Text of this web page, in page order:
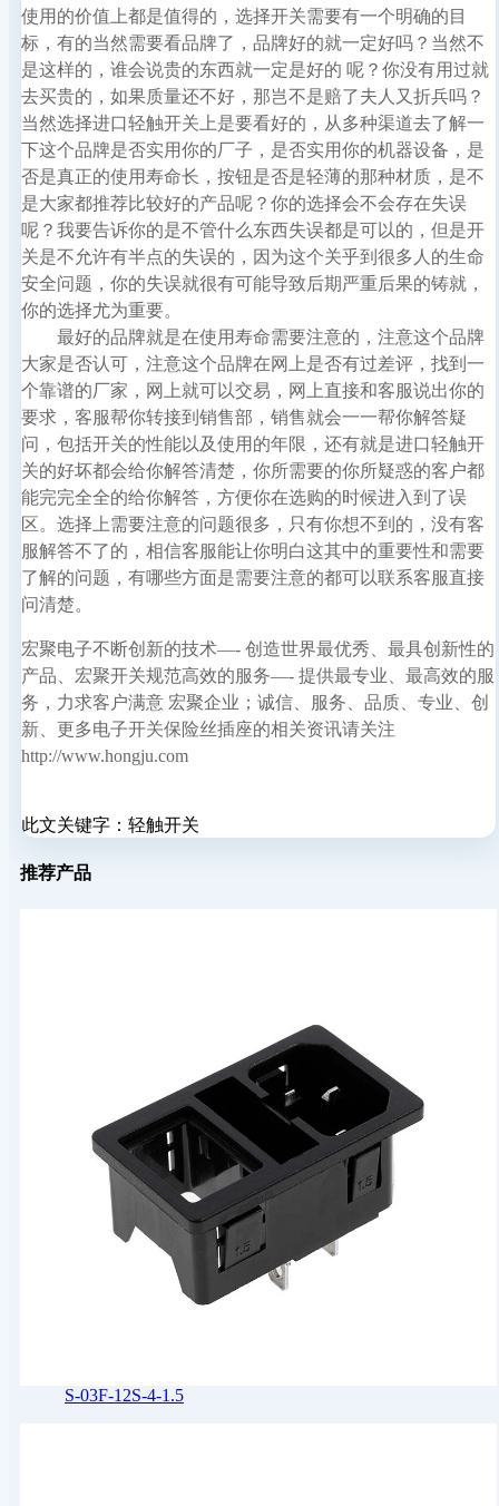
使用的价值上都是值得的，选择开关需要有一个明确的目
标，有的当然需要看品牌了，品牌好的就一定好吗？当然不
是这样的，谁会说贵的东西就一定是好的 呢？你没有用过就
去买贵的，如果质量还不好，那岂不是赔了夫人又折兵吗？
当然选择进口轻触开关上是要看好的，从多种渠道去了解一
下这个品牌是否实用你的厂子，是否实用你的机器设备，是
否是真正的使用寿命长，按钮是否是轻薄的那种材质，是不
是大家都推荐比较好的产品呢？你的选择会不会存在失误
呢？我要告诉你的是不管什么东西失误都是可以的，但是开
关是不允许有半点的失误的，因为这个关乎到很多人的生命
安全问题，你的失误就很有可能导致后期严重后果的铸就，
你的选择尤为重要。
最好的品牌就是在使用寿命需要注意的，注意这个品牌
大家是否认可，注意这个品牌在网上是否有过差评，找到一
个靠谱的厂家，网上就可以交易，网上直接和客服说出你的
要求，客服帮你转接到销售部，销售就会一一帮你解答疑
问，包括开关的性能以及使用的年限，还有就是进口轻触开
关的好坏都会给你解答清楚，你所需要的你所疑惑的客户都
能完完全全的给你解答，方便你在选购的时候进入到了误
区。选择上需要注意的问题很多，只有你想不到的，没有客
服解答不了的，相信客服能让你明白这其中的重要性和需要
了解的问题，有哪些方面是需要注意的都可以联系客服直接
问清楚。
宏聚电子不断创新的技术—- 创造世界最优秀、最具创新性的
产品、宏聚开关规范高效的服务—- 提供最专业、最高效的服
务，力求客户满意 宏聚企业；诚信、服务、品质、专业、创
新、更多电子开关保险丝插座的相关资讯请关注
http://www.hongju.com
此文关键字： 轻触开关
推荐产品
S-03F-12S-4-1.5